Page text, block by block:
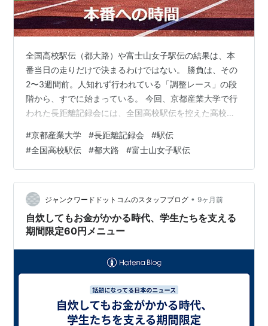
全国高校駅伝（都大路）や富士山女子駅伝の結果は、本
番当日の走りだけで決まるわけではない。 勝負は、その
2〜3週間前。人知れず行われている「調整レース」の段
階から、すでに始まっている。 今回、京都産業大学で行
われた長距離記録会には、全国高校駅伝を控えた高校、
録や順位を追いかける場ではない。この時期のレース
は、本番へ向かう“時間の使い方”を確かめる場だ。 これ
は結果速報の記事ではない。現地で見て、感じて、少し
勉強になったことを、駅伝シーズンの空気とともに残し
ておきたいと思う。 駅伝本番前に行われる「調整レー
ス」という時間 なぜ2週間に1度、レース…
#京都産業大学 #長距離記録会 #駅伝
#全国高校駅伝 #都大路 #富士山女子駅伝
ジャンクワードドットコムのスタッフブログ • 9ヶ月前
自炊してもお金がかかる時代、学生たちを支える
期間限定60円メニュー